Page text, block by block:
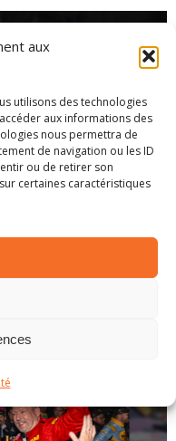
aux
utilisons des technologies
aux informations des
nous permettra de
de navigation ou les ID
ou de retirer son
certaines caractéristiques